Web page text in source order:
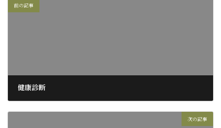
前の記事
健康診断
2017年11月9日
次の記事